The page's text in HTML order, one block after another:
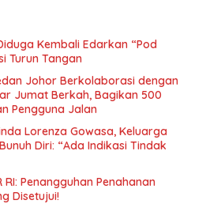
Kembali Edarkan “Pod
Turun Tangan
Johor Berkolaborasi dengan
Jumat Berkah, Bagikan 500
Pengguna Jalan
Lorenza Gowasa, Keluarga
Diri: “Ada Indikasi Tindak
RI: Penangguhan Penahanan
Disetujui!